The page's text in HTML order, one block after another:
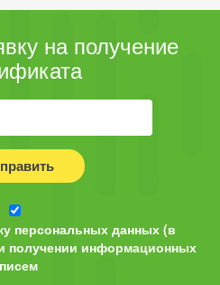
на получение
персональных данных (в
получении информационных
писем